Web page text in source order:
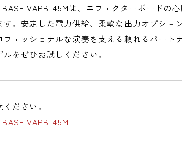
VAPB-45Mは、エフェクターボードの
す。安定した電力供給、柔軟な出力オプショ
フェッショナルな演奏を支える頼れるパート
をぜひお試しください。
ださい。
VAPB-45M